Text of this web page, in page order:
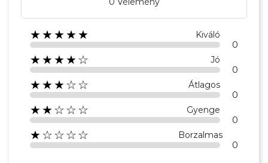
★★★★★ Kiváló
0
★★★★☆ Jó
0
★★★☆☆ Átlagos
0
★★☆☆☆ Gyenge
0
★☆☆☆☆ Borzalmas
0